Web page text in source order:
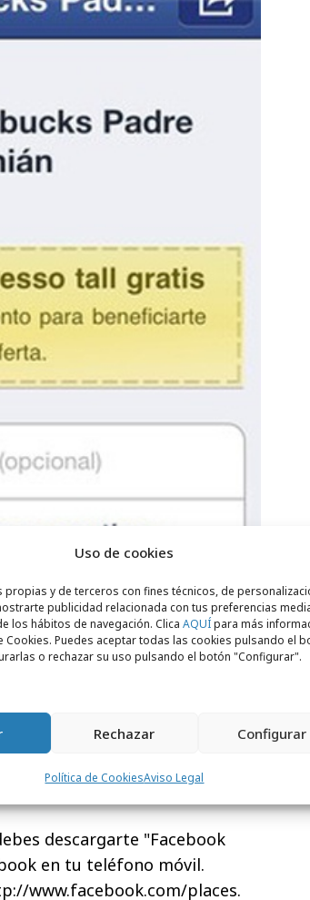
Uso de cookies
propias y de terceros con fines técnicos, de
publicidad relacionada con tus preferencias
los hábitos de navegación. Clica AQUÍpara más
Cookies. Puedes aceptar todas las cookies pulsando el
o rechazar su uso pulsando el botón "Configurar".
Rechazar Configurar
Política de CookiesAviso Legal
descargarte "Facebook
en tu teléfono móvil.
www.facebook.com/places.